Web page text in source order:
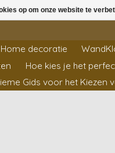
Home decoratie
Hoe kies je het
Gids voor het Kiezen
op om onze website te